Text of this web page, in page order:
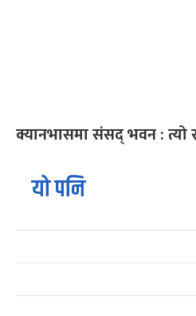
क्यानभासमा संसद् भवन : त्यो
यो पनि